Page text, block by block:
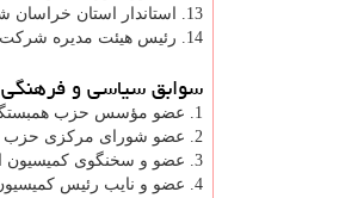
13. استاندار استان خراسان شمالی
14. رئیس هیئت مدیره شرکت توسعه گردشگری ایران، زیر مجموعه سازمان میراث فرهنگی و گردشگری كشور
سوابق سیاسی و فرهنگی
1. عضو مؤسس حزب همبستگی ایران اسلامی
2. عضو شورای مرکزی حزب اعتماد ملی
3. عضو و سخنگوی کمیسیون اقتصادی مجلس شورای اسلامی به مدت 12 سال
4. عضو و نایب رئیس کمیسیون برنامه و بودجه ی مجلس شورای اسلامی به مدت 4 سال